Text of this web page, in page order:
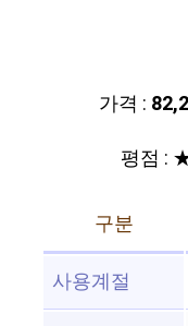
가격 :
평점 :
구분
사용계절